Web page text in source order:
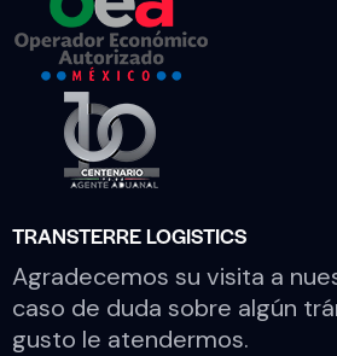
TRANSTERRE LOGISTICS
Agradecemos su visita a
caso de duda sobre algún
gusto le atendermos.